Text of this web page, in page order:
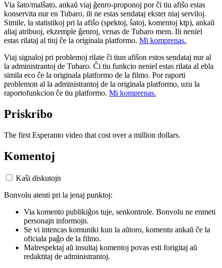
Via ŝato/malŝato, ankaŭ viaj ĝenro-proponoj por ĉi tiu afiŝo estas
konservita nur en Tubaro, ili ne estas sendataj ekster niaj serviloj.
Simile, la statistikoj pri la afiŝo (spektoj, ŝatoj, komentoj ktp), ankaŭ
aliaj atribuoj, ekzemple ĝenroj, venas de Tubaro mem. Ili neniel
estas rilataj al tiuj ĉe la originala platformo. Mi komprenas.
Viaj signaloj pri problemoj rilate ĉi tiun afiŝon estos sendataj nur al
la administrantoj de Tubaro. Ĉi tiu funkcio neniel estas rilata al ebla
simila eco ĉe la originala platformo de la filmo. Por raporti
problemon al la administrantoj de la originala platformo, uzu la
raportofunkcion ĉe tiu platformo. Mi komprenas.
Priskribo
The first Esperanto video that cost over a million dollars.
Komentoj
Kaŝi diskutojn
Bonvolu atenti pri la jenaj punktoj:
Via komento publikiĝos tuje, senkontrole. Bonvolu ne enmeti
personajn informojn.
Se vi intencas komuniki kun la aŭtoro, komentu ankaŭ ĉe la
oficiala paĝo de la filmo.
Malrespektaj aŭ insultaj komentoj povas esti forigitaj aŭ
redaktitaj de administrantoj.